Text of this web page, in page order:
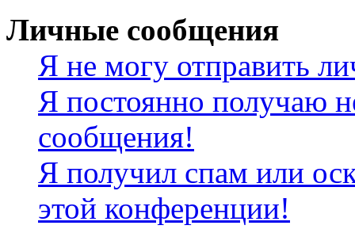
Личные сообщения
Я не могу отправить
Я постоянно получаю
сообщения!
Я получил спам или
этой конференции!